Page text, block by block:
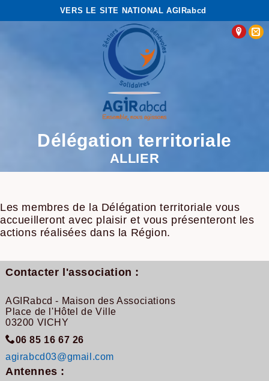
VERS LE SITE NATIONAL AGIRabcd
Délégation territoriale
ALLIER
Les membres de la Délégation territoriale vous
accueilleront avec plaisir et vous présenteront les
actions réalisées dans la Région.
Contacter l'association :
AGIRabcd - Maison des Associations
Place de l'Hôtel de Ville
03200 VICHY
06 85 16 67 26
agirabcd03@gmail.com
Antennes :